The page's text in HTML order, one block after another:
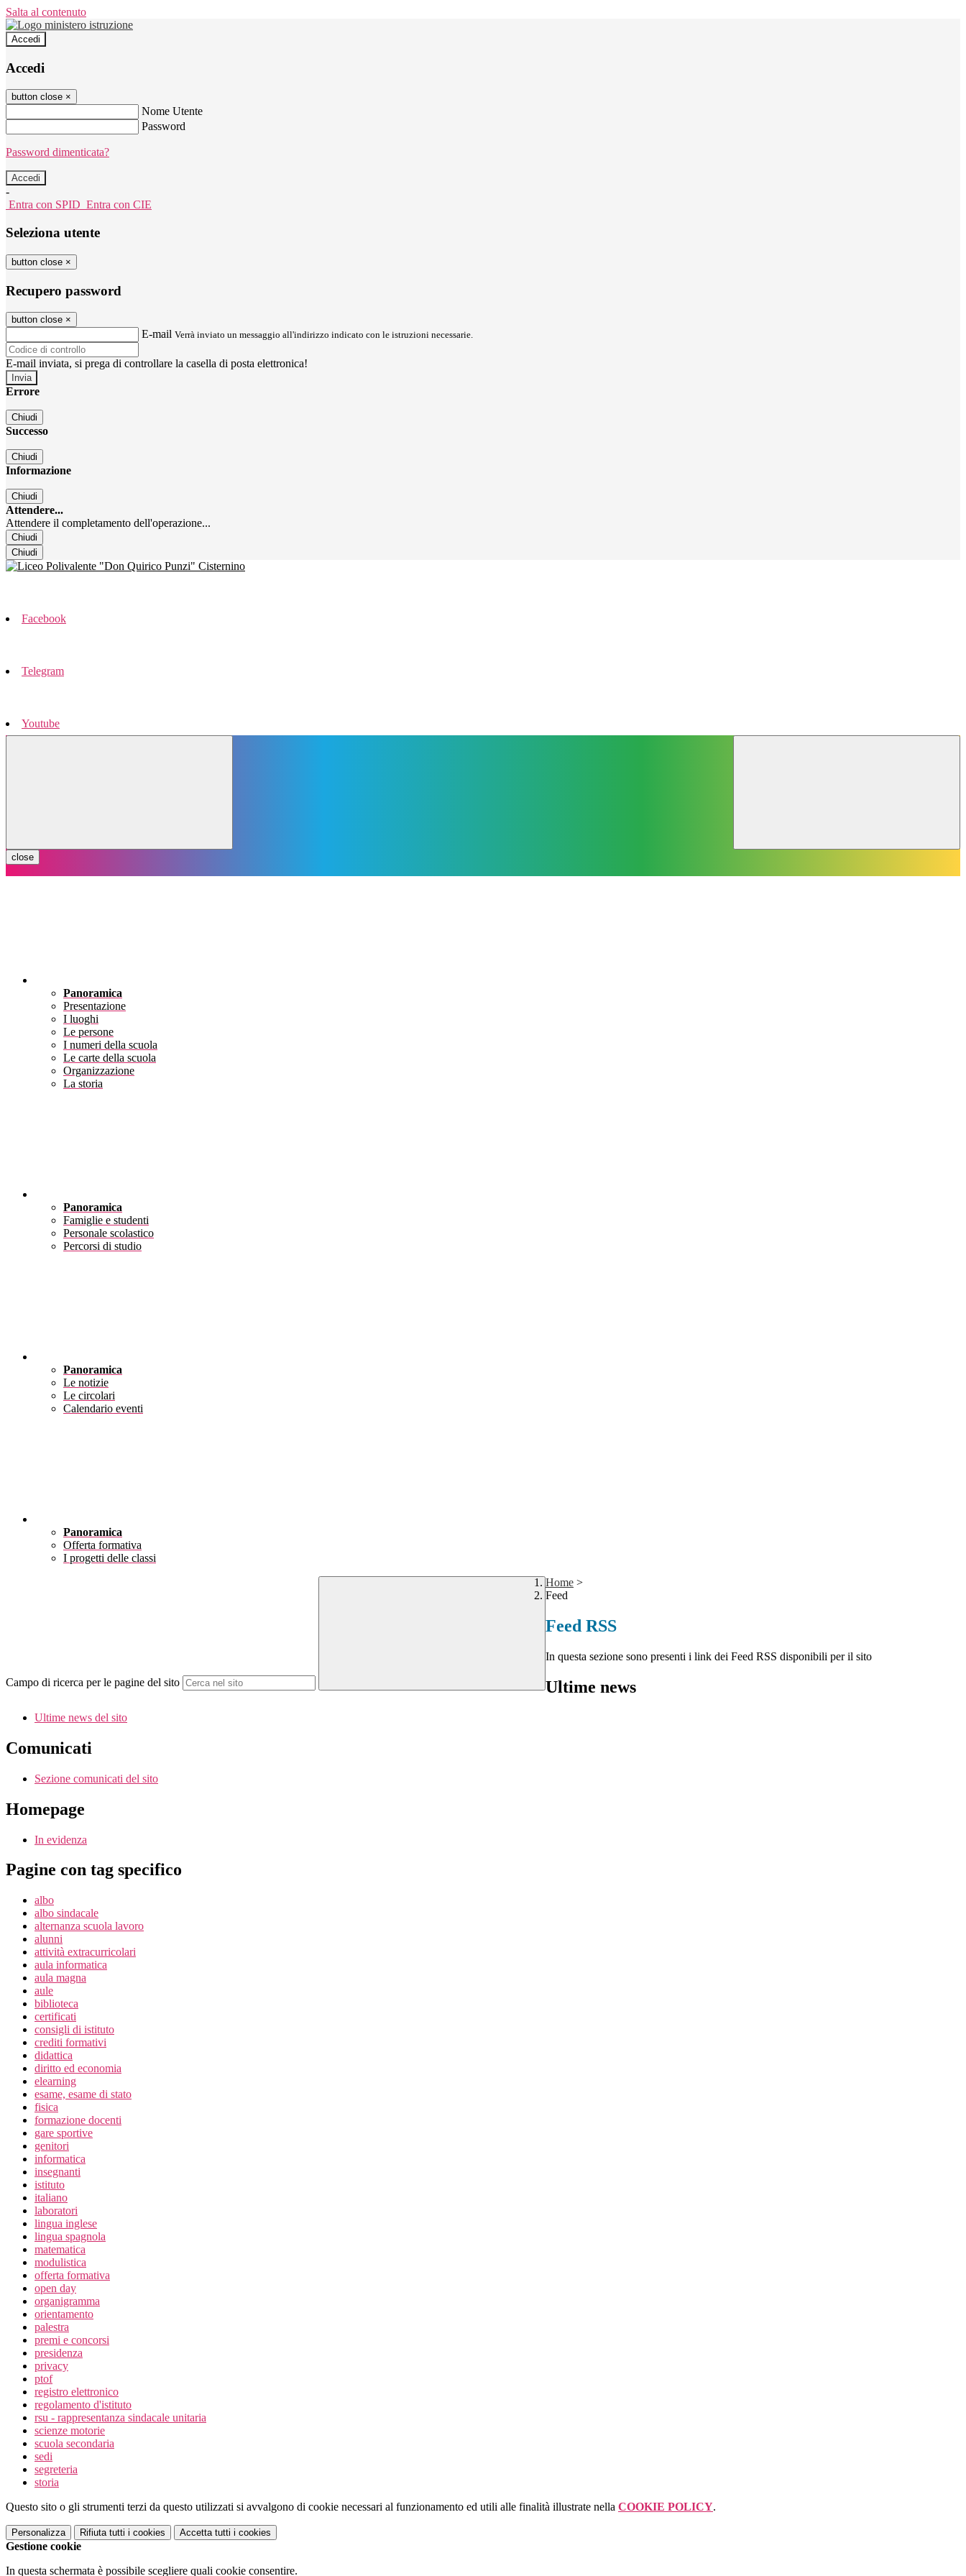
Salta al contenuto
Accedi
Accedi
button close ×
Nome Utente
Password
Password dimenticata?
-
Entra con SPID Entra con CIE
Seleziona utente
button close ×
Recupero password
button close ×
E-mail Verrà inviato un messaggio all'indirizzo indicato con le istruzioni necessarie.
E-mail inviata, si prega di controllare la casella di posta elettronica!
Errore
Chiudi
Successo
Chiudi
Informazione
Chiudi
Attendere...
Attendere il completamento dell'operazione...
Chiudi
Chiudi
Facebook
Telegram
Youtube
close
Panoramica
Presentazione
I luoghi
Le persone
I numeri della scuola
Le carte della scuola
Organizzazione
La storia
Panoramica
Famiglie e studenti
Personale scolastico
Percorsi di studio
Panoramica
Le notizie
Le circolari
Calendario eventi
Panoramica
Offerta formativa
I progetti delle classi
Campo di ricerca per le pagine del sito
Home >
Feed
Feed RSS
In questa sezione sono presenti i link dei Feed RSS disponibili per il sito
Ultime news
Ultime news del sito
Comunicati
Sezione comunicati del sito
Homepage
In evidenza
Pagine con tag specifico
albo
albo sindacale
alternanza scuola lavoro
alunni
attività extracurricolari
aula informatica
aula magna
aule
biblioteca
certificati
consigli di istituto
crediti formativi
didattica
diritto ed economia
elearning
esame, esame di stato
fisica
formazione docenti
gare sportive
genitori
informatica
insegnanti
istituto
italiano
laboratori
lingua inglese
lingua spagnola
matematica
modulistica
offerta formativa
open day
organigramma
orientamento
palestra
premi e concorsi
presidenza
privacy
ptof
registro elettronico
regolamento d'istituto
rsu - rappresentanza sindacale unitaria
scienze motorie
scuola secondaria
sedi
segreteria
storia
Questo sito o gli strumenti terzi da questo utilizzati si avvalgono di cookie necessari al funzionamento ed utili alle finalità illustrate nella COOKIE POLICY.
Personalizza Rifiuta tutti i cookies Accetta tutti i cookies
Gestione cookie
In questa schermata è possibile scegliere quali cookie consentire.